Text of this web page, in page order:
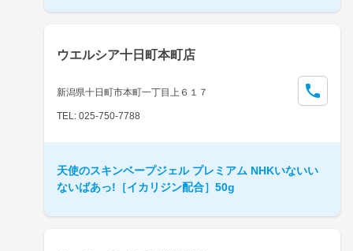
ウエルシア十日町本町店
新潟県十日町市本町一丁目上６１７
TEL: 025-750-7788
天使のスキンベープジェル プレミアム NHKいないい
ないばあっ!［イカリジン配合］50g